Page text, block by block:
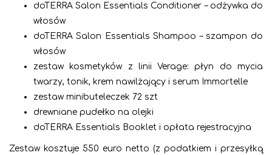
doTERRA Salon Essentials Conditioner – odżywka do
włosów
doTERRA Salon Essentials Shampoo – szampon do
włosów
zestaw kosmetyków z linii Verage: płyn do mycia
twarzy, tonik, krem nawilżający i serum Immortelle
zestaw minibuteleczek 72 szt
drewniane pudełko na olejki
doTERRA Essentials Booklet i opłata rejestracyjna
Zestaw kosztuje 550 euro netto (z podatkiem i przesyłką